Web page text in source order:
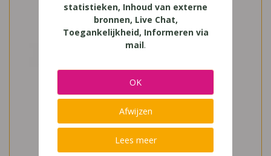
statistieken, Inhoud van externe
bronnen, Live Chat,
Toegankelijkheid, Informeren via
mail.
OK
Afwijzen
Lees meer